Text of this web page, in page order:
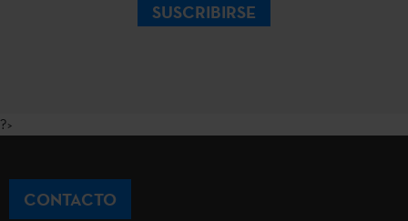
SUSCRIBIRSE
?>
CONTACTO